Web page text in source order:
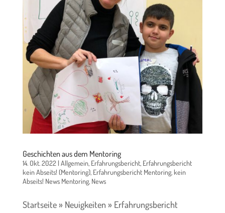
Geschichten aus dem Mentoring
14. Okt. 2022| Allgemein, Erfahrungsbericht, Erfahrungsbericht
kein Abseits! (Mentoring), Erfahrungsbericht Mentoring,kein
Abseits! News Mentoring, News
Startseite » Neuigkeiten » Erfahrungsbericht